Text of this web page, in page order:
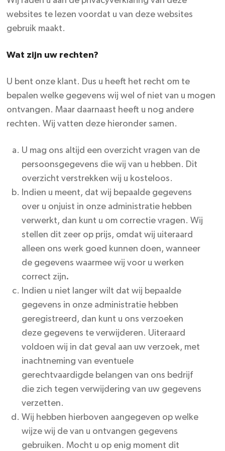
websites te lezen voordat u van deze websites
gebruik maakt.
Wat zijn uw rechten?
U bent onze klant. Dus u heeft het recht om te
bepalen welke gegevens wij wel of niet van u mogen
ontvangen. Maar daarnaast heeft u nog andere
rechten. Wij vatten deze hieronder samen.
U mag ons altijd een overzicht vragen van de
persoonsgegevens die wij van u hebben. Dit
overzicht verstrekken wij u kosteloos.
Indien u meent, dat wij bepaalde gegevens
over u onjuist in onze administratie hebben
verwerkt, dan kunt u om correctie vragen. Wij
stellen dit zeer op prijs, omdat wij uiteraard
alleen ons werk goed kunnen doen, wanneer
de gegevens waarmee wij voor u werken
correct zijn.
Indien u niet langer wilt dat wij bepaalde
gegevens in onze administratie hebben
geregistreerd, dan kunt u ons verzoeken
deze gegevens te verwijderen. Uiteraard
voldoen wij in dat geval aan uw verzoek, met
inachtneming van eventuele
gerechtvaardigde belangen van ons bedrijf
die zich tegen verwijdering van uw gegevens
verzetten.
Wij hebben hierboven aangegeven op welke
wijze wij de van u ontvangen gegevens
gebruiken. Mocht u op enig moment dit